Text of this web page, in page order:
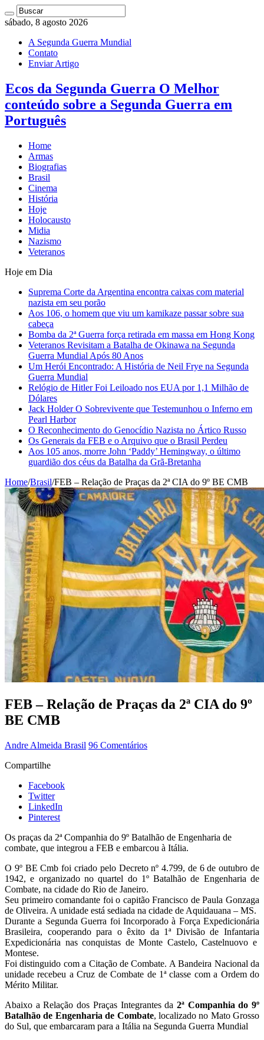
sábado, 8 agosto 2026
A Segunda Guerra Mundial
Contato
Enviar Artigo
Ecos da Segunda Guerra O Melhor
conteúdo sobre a Segunda Guerra em
Português
Home
Armas
Biografias
Brasil
Cinema
História
Hoje
Holocausto
Midia
Nazismo
Veteranos
Hoje em Dia
Suprema Corte da Argentina encontra caixas com material
nazista em seu porão
Aos 106, o homem que viu um kamikaze passar sobre sua
cabeça
Bomba da 2ª Guerra força retirada em massa em Hong Kong
Veteranos Revisitam a Batalha de Okinawa na Segunda
Guerra Mundial Após 80 Anos
Um Herói Encontrado: A História de Neil Frye na Segunda
Guerra Mundial
Relógio de Hitler Foi Leiloado nos EUA por 1,1 Milhão de
Dólares
Jack Holder O Sobrevivente que Testemunhou o Inferno em
Pearl Harbor
O Reconhecimento do Genocídio Nazista no Ártico Russo
Os Generais da FEB e o Arquivo que o Brasil Perdeu
Aos 105 anos, morre John ‘Paddy’ Hemingway, o último
guardião dos céus da Batalha da Grã-Bretanha
Home/Brasil/FEB – Relação de Praças da 2ª CIA do 9º BE CMB
FEB – Relação de Praças da 2ª CIA do 9º
BE CMB
Andre Almeida Brasil 96 Comentários
Compartilhe
Facebook
Twitter
LinkedIn
Pinterest
Os praças da 2ª Companhia do 9º Batalhão de Engenharia de
combate, que integrou a FEB e embarcou à Itália.
O 9º BE Cmb foi criado pelo Decreto nº 4.799, de 6 de outubro de
1942, e organizado no quartel do 1º Batalhão de Engenharia de
Combate, na cidade do Rio de Janeiro.
Seu primeiro comandante foi o capitão Francisco de Paula Gonzaga
de Oliveira. A unidade está sediada na cidade de Aquidauana – MS.
Durante a Segunda Guerra foi Incorporado à Força Expedicionária
Brasileira, cooperando para o êxito da 1ª Divisão de Infantaria
Expedicionária nas conquistas de Monte Castelo, Castelnuovo e
Montese.
Foi distinguido com a Citação de Combate. A Bandeira Nacional da
unidade recebeu a Cruz de Combate de 1ª classe com a Ordem do
Mérito Militar.
Abaixo a Relação dos Praças Integrantes da 2ª Companhia do 9º
Batalhão de Engenharia de Combate, localizado no Mato Grosso
do Sul, que embarcaram para a Itália na Segunda Guerra Mundial